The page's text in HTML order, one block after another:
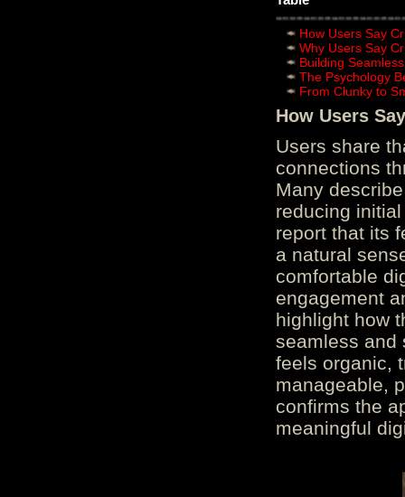
How Users Say
Why Users Say
Building
The Psychology
From Clunky to
How Users
Users share
connections
Many
reducing
report that its
a natural
comfortable
engagement
highlight how
seamless and
feels organic,
manageable,
confirms the
meaningful